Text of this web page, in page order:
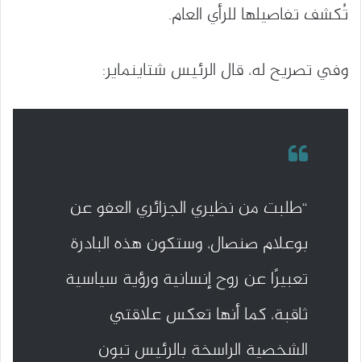
تُكشف تفاصيلها للرأي العام.
وفي تصريح له، قال الرئيس شتاينماير:
“طلبت من نظيري الجزائري العفو عن
بوعلام صنصال، وستكون هذه البادرة
تعبيرًا عن روح إنسانية ورؤية سياسية
ثاقبة، كما أنها تعكس علاقتي
الشخصية الراسخة بالرئيس تبون